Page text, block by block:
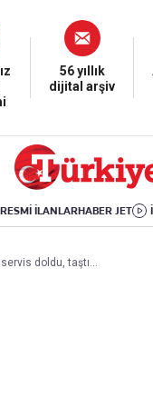
56 yıllık
dijital arşiv
RESMİ İLANLARHABER JET
Yaşam
Sağlık
Hava Durumu
Yemek
Aktüel
doldu, taştı...